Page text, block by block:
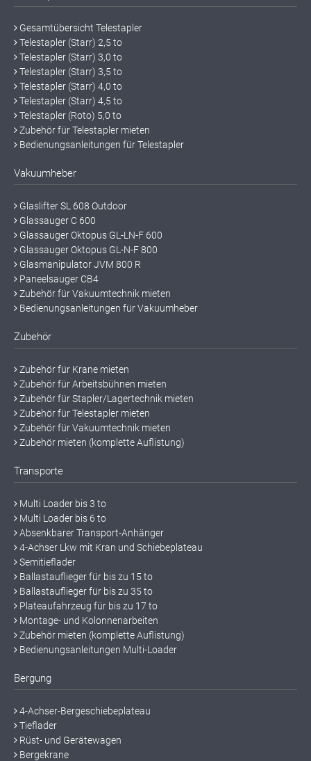
Gesamtübersicht Telestapler
Telestapler (Starr) 2,5 to
Telestapler (Starr) 3,0 to
Telestapler (Starr) 3,5 to
Telestapler (Starr) 4,0 to
Telestapler (Starr) 4,5 to
Telestapler (Roto) 5,0 to
Zubehör für Telestapler mieten
Bedienungsanleitungen für Telestapler
Vakuumheber
Glaslifter SL 608 Outdoor
Glassauger C 600
Glassauger Oktopus GL-LN-F 600
Glassauger Oktopus GL-N-F 800
Glasmanipulator JVM 800 R
Paneelsauger CB4
Zubehör für Vakuumtechnik mieten
Bedienungsanleitungen für Vakuumheber
Zubehör
Zubehör für Krane mieten
Zubehör für Arbeitsbühnen mieten
Zubehör für Stapler/Lagertechnik mieten
Zubehör für Telestapler mieten
Zubehör für Vakuumtechnik mieten
Zubehör mieten (komplette Auflistung)
Transporte
Multi Loader bis 3 to
Multi Loader bis 6 to
Absenkbarer Transport-Anhänger
4-Achser Lkw mit Kran und Schiebeplateau
Semitieflader
Ballastauflieger für bis zu 15 to
Ballastauflieger für bis zu 35 to
Plateaufahrzeug für bis zu 17 to
Montage- und Kolonnenarbeiten
Zubehör mieten (komplette Auflistung)
Bedienungsanleitungen Multi-Loader
Bergung
4-Achser-Bergeschiebeplateau
Tieflader
Rüst- und Gerätewagen
Bergekrane